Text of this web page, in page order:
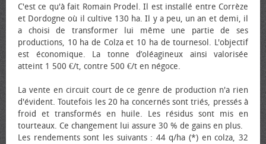
C'est ce qu'à fait Romain Prodel. Il est installé entre Corrèze
et Dordogne où il cultive 130 ha. Il y a peu, un an et demi, il
a choisi de transformer lui même une partie de ses
productions, 10 ha de Colza et 10 ha de tournesol. L'objectif
est économique. La tonne d’oléagineux ainsi valorisée
atteint 1 500 €/t, contre 500 €/t en négoce.
La vente en circuit court de ce genre de production n'a rien
d'évident. Toutefois les 20 ha concernés sont triés, pressés à
froid et transformés en huile. Les résidus sont mis en
tourteaux. Ce changement lui assure 30 % de gains en plus.
Les rendements sont les suivants : 44 q/ha (*) en colza, 32